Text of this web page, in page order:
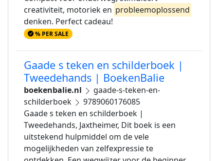
creativiteit, motoriek en probleemoplossend
denken. Perfect cadeau!
% PER SALE
Gaade s teken en schilderboek |
Tweedehands | BoekenBalie
boekenbalie.nl
gaade-s-teken-en-
schilderboek
9789060176085
Gaade s teken en schilderboek |
Tweedehands, Jaxtheimer, Dit boek is een
uitstekend hulpmiddel om de vele
mogelijkheden van zelfexpressie te